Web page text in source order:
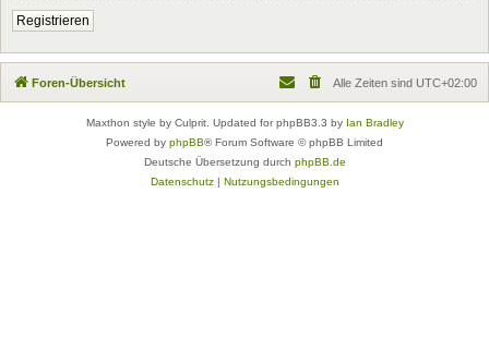
Registrieren
Foren-Übersicht Alle Zeiten sind UTC+02:00
Maxthon style by Culprit. Updated for phpBB3.3 by Ian Bradley
Powered by phpBB® Forum Software © phpBB Limited
Deutsche Übersetzung durch phpBB.de
Datenschutz| Nutzungsbedingungen